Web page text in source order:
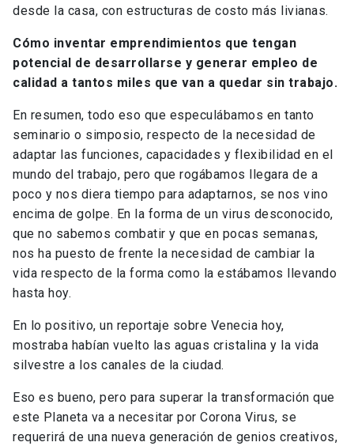
desde la casa, con estructuras de costo más livianas.
Cómo inventar emprendimientos que tengan
potencial de desarrollarse y generar empleo de
calidad a tantos miles que van a quedar sin trabajo.
En resumen, todo eso que especulábamos en tanto
seminario o simposio, respecto de la necesidad de
adaptar las funciones, capacidades y flexibilidad en el
mundo del trabajo, pero que rogábamos llegara de a
poco y nos diera tiempo para adaptarnos, se nos vino
encima de golpe. En la forma de un virus desconocido,
que no sabemos combatir y que en pocas semanas,
nos ha puesto de frente la necesidad de cambiar la
vida respecto de la forma como la estábamos llevando
hasta hoy.
En lo positivo, un reportaje sobre Venecia hoy,
mostraba habían vuelto las aguas cristalina y la vida
silvestre a los canales de la ciudad.
Eso es bueno, pero para superar la transformación que
este Planeta va a necesitar por Corona Virus, se
requerirá de una nueva generación de genios creativos,